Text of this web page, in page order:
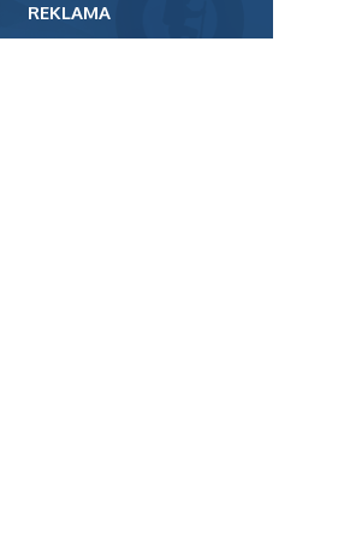
REKLAMA